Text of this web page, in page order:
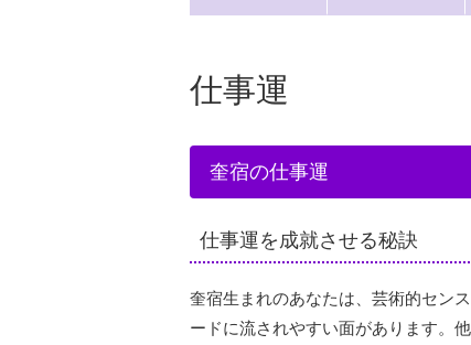
仕事運
奎宿の仕事運
仕事運を成就させる秘訣
奎宿生まれのあなたは、芸術的セン
ードに流されやすい面があります。